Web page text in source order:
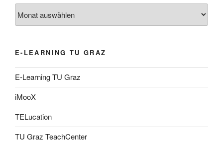
E-LEARNING TU GRAZ
E-Learning TU Graz
iMooX
TELucation
TU Graz TeachCenter